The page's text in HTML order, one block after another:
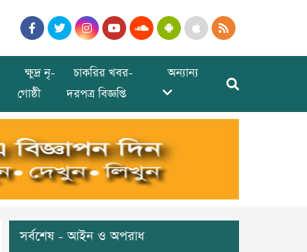
ক্ষুদ্র নৃ-
গোষ্ঠী
চাকরির খবর-
দরপত্র বিজ্ঞপ্তি
অন্যান্য
সর্বশেষ - আইন ও অপরাধ